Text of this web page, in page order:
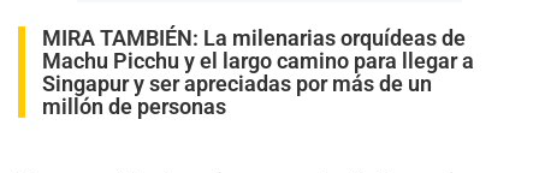
MIRA TAMBIÉN: La milenarias orquídeas de
Machu Picchu y el largo camino para llegar a
Singapur y ser apreciadas por más de un
millón de personas